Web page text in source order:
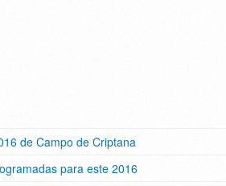
de Campo de Criptana
para este 2016